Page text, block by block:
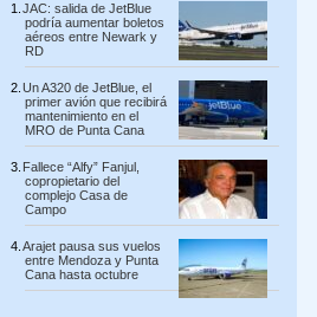
JAC: salida de JetBlue
podría aumentar boletos
aéreos entre Newark y
RD
Un A320 de JetBlue, el
primer avión que recibirá
mantenimiento en el
MRO de Punta Cana
Fallece “Alfy” Fanjul,
copropietario del
complejo Casa de
Campo
Arajet pausa sus vuelos
entre Mendoza y Punta
Cana hasta octubre